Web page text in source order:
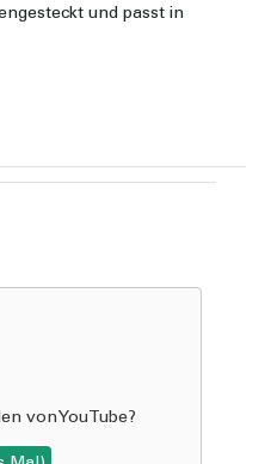
und passt in
vonYouTube?